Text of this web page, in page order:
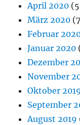
April 2020
März 2020
Februar
Januar 2020
Dezember
November
Oktober
September
August 2019